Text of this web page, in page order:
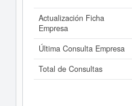
Actualización Ficha
Empresa
Última Consulta Empresa
Total de Consultas